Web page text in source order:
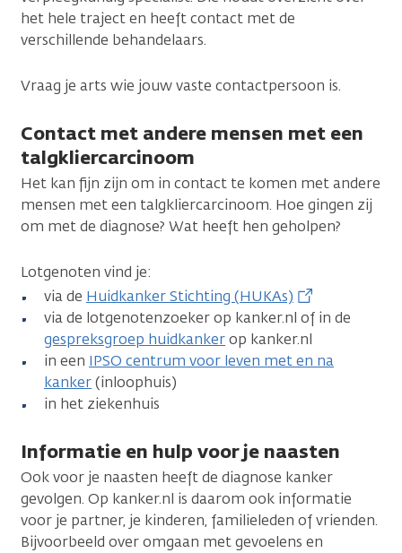
het hele traject en heeft contact met de
verschillende behandelaars.
Vraag je arts wie jouw vaste contactpersoon is.
Contact met andere mensen met een
talgkliercarcinoom
Het kan fijn zijn om in contact te komen met andere
mensen met een talgkliercarcinoom. Hoe gingen zij
om met de diagnose? Wat heeft hen geholpen?
Lotgenoten vind je:
via de Huidkanker Stichting (HUKAs)
via de lotgenotenzoeker op kanker.nl of in de
gespreksgroep huidkankerop kanker.nl
in een IPSO centrum voor leven met en na
kanker(inloophuis)
in het ziekenhuis
Informatie en hulp voor je naasten
Ook voor je naasten heeft de diagnose kanker
gevolgen. Op kanker.nl is daarom ook informatie
voor je partner, je kinderen, familieleden of vrienden.
Bijvoorbeeld over omgaan met gevoelens en